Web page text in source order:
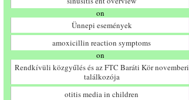
on
Ünnepi események
amoxicillin reaction symptoms
on
Rendkívüli közgyűlés és az FTC Baráti Kör novemberi
találkozója
otitis media in children